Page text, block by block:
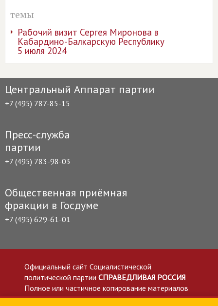
темы
Рабочий визит Сергея Миронова в
Кабардино-Балкарскую Республику
5 июля 2024
Центральный Аппарат партии
+7 (495) 787-85-15
Пресс-служба
партии
+7 (495) 783-98-03
Общественная приёмная
фракции в Госдуме
+7 (495) 629-61-01
Официальный сайт Социалистической
политической партии СПРАВЕДЛИВАЯ РОССИЯ
Полное или частичное копирование материалов
приветствуется со ссылкой на сайт spravedlivo.ru